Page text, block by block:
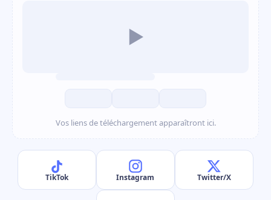
▶
Vos liens de téléchargement apparaîtront ici.
TikTok Instagram Twitter/X